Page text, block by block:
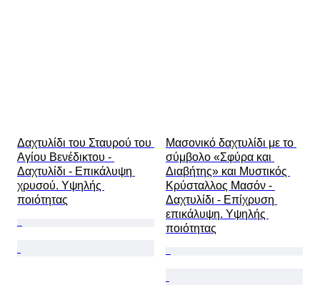
Δαχτυλίδι του Σταυρού του
Αγίου Βενέδικτου -
Δαχτυλίδι - Επικάλυψη
χρυσού. Υψηλής
ποιότητας
Μασονικό δαχτυλίδι με το
σύμβολο «Σφύρα και
Διαβήτης» και Μυστικός
Κρύσταλλος Μασόν -
Δαχτυλίδι - Επίχρυση
επικάλυψη. Υψηλής
ποιότητας